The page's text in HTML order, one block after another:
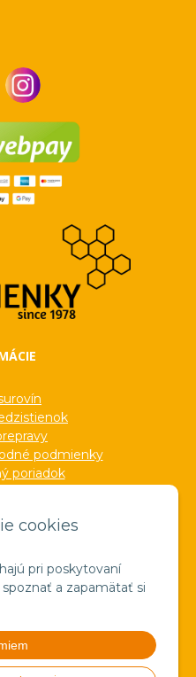
cookies
pri poskytovaní
a zapamätať si
podmienky
poriadok
a vosku
región!